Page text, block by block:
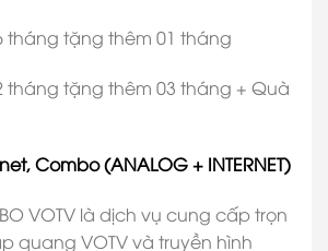
tháng tặng thêm 01 tháng
tháng tặng thêm 03 tháng + Quà
Combo (ANALOG + INTERNET)
VOTV là dịch vụ cung cấp trọn
quang VOTV và truyền hình
✽